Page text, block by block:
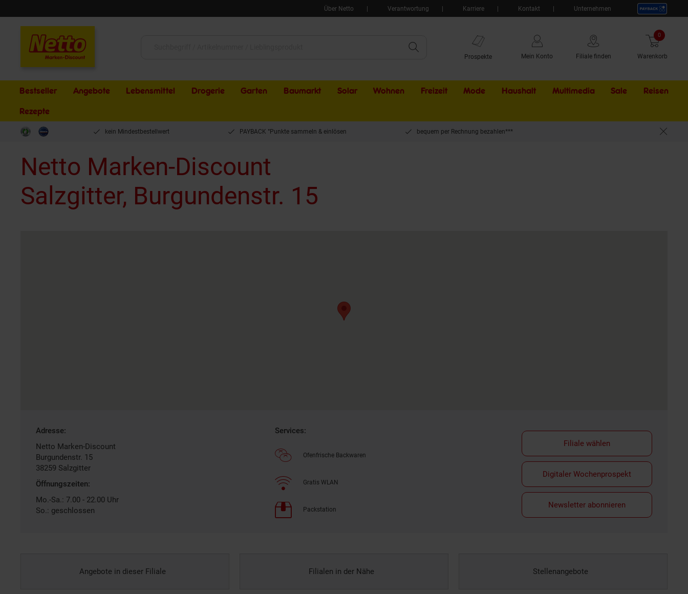
Über Netto Verantwortung Karriere Kontakt Unternehmen
Prospekte Mein Konto Filiale finden Warenkorb
0 Artikel
Bestseller Angebote Lebensmittel Drogerie Garten Baumarkt Solar Wohnen Freizeit Mode Haushalt Multimedia Sale Externer
Reisen
Rezepte
kein Mindestbestellwert PAYBACK °Punkte sammeln & einlösen bequem per Rechnung bezahlen***
Netto Marken-Discount
Salzgitter, Burgundenstr. 15
Gefundene
Filiale
Adresse:
Netto Marken-Discount
Burgundenstr. 15
38259 Salzgitter
Öffnungszeiten:
Mo.-Sa.: 7.00 - 22.00 Uhr
So.: geschlossen
Services:
Ofenfrische Backwaren
Gratis WLAN
Packstation
Filiale wählen
Digitaler Wochenprospekt
Newsletter abonnieren
Angebote in dieser Filiale Filialen in der Nähe Stellenangebote